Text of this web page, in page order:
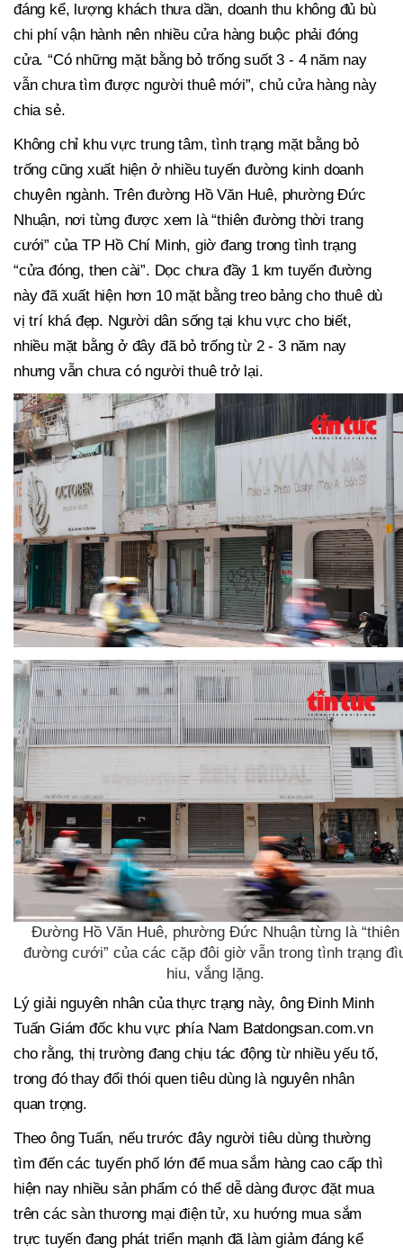
đáng kể, lượng khách thưa dần, doanh thu không đủ bù
chi phí vận hành nên nhiều cửa hàng buộc phải đóng
cửa. “Có những mặt bằng bỏ trống suốt 3 - 4 năm nay
vẫn chưa tìm được người thuê mới”, chủ cửa hàng này
chia sẻ.
Không chỉ khu vực trung tâm, tình trạng mặt bằng bỏ
trống cũng xuất hiện ở nhiều tuyến đường kinh doanh
chuyên ngành. Trên đường Hồ Văn Huê, phường Đức
Nhuận, nơi từng được xem là “thiên đường thời trang
cưới” của TP Hồ Chí Minh, giờ đang trong tình trạng
“cửa đóng, then cài”. Dọc chưa đầy 1 km tuyến đường
này đã xuất hiện hơn 10 mặt bằng treo bảng cho thuê dù
vị trí khá đẹp. Người dân sống tại khu vực cho biết,
nhiều mặt bằng ở đây đã bỏ trống từ 2 - 3 năm nay
nhưng vẫn chưa có người thuê trở lại.
Đường Hồ Văn Huê, phường Đức Nhuận từng là “thiên
đường cưới” của các cặp đôi giờ vẫn trong tình trạng
hiu, vắng lặng.
Lý giải nguyên nhân của thực trạng này, ông Đinh Minh
Tuấn Giám đốc khu vực phía Nam Batdongsan.com.vn
cho rằng, thị trường đang chịu tác động từ nhiều yếu tố,
trong đó thay đổi thói quen tiêu dùng là nguyên nhân
quan trọng.
Theo ông Tuấn, nếu trước đây người tiêu dùng thường
tìm đến các tuyến phố lớn để mua sắm hàng cao cấp thì
hiện nay nhiều sản phẩm có thể dễ dàng được đặt mua
trên các sàn thương mại điện tử, xu hướng mua sắm
trực tuyến đang phát triển mạnh đã làm giảm đáng kể